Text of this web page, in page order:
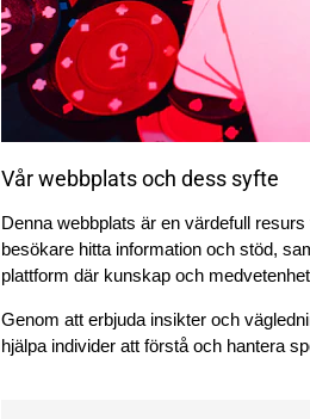
Vår webbplats och dess syfte
Denna webbplats är en värdefull
besökare hitta information och stöd,
plattform där kunskap och
Genom att erbjuda insikter och
hjälpa individer att förstå och hantera